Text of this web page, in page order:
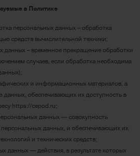
в Политике
персональных данных – обработка
средств вычислительной техники;
данных – временное прекращение обработки
случаев, если обработка необходима
и информационных материалов, а
обеспечивающих их доступность в
https://cepod.ru;
данных — совокупность
данных, и обеспечивающих их
и технических средств;
данных — действия, в результате которых